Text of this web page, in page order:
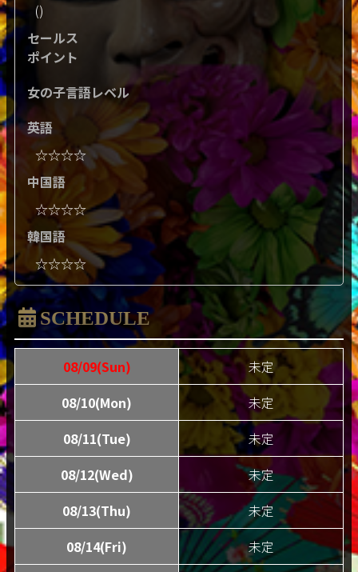
()
セールス
ポイント
女の子言語レベル
英語
☆☆☆☆
中国語
☆☆☆☆
韓国語
☆☆☆☆
SCHEDULE
08/09(Sun)
未定
08/10(Mon)
未定
08/11(Tue)
未定
08/12(Wed)
未定
08/13(Thu)
未定
08/14(Fri)
未定